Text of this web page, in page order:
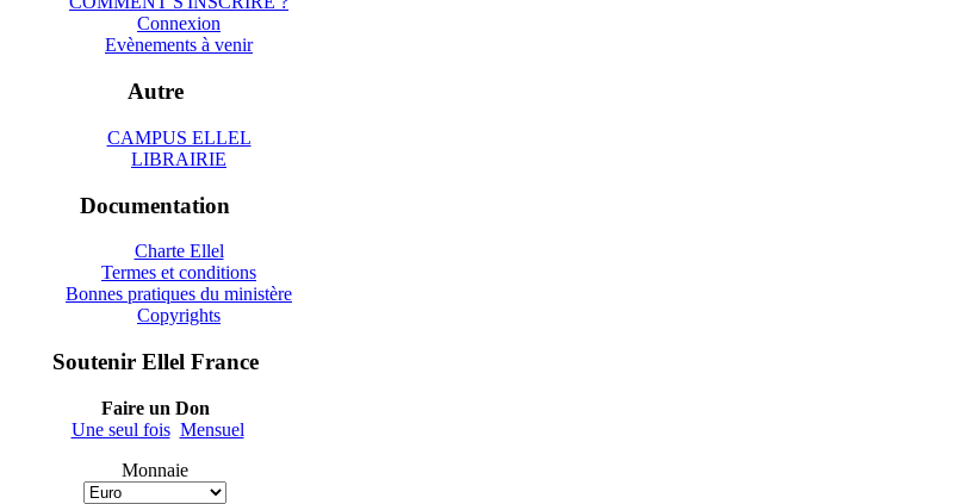
Connexion
Evènements à venir
Autre
CAMPUS ELLEL
LIBRAIRIE
Documentation
Charte Ellel
Termes et conditions
Bonnes pratiques du ministère
Copyrights
Soutenir Ellel France
Faire un Don
Une seul fois Mensuel
Monnaie